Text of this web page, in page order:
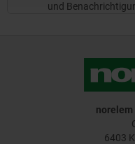
und
norelem
6403